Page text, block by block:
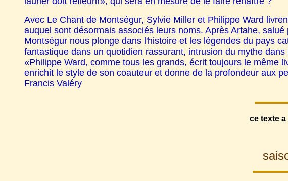
Avec Le Chant de Montségur, Sylvie Miller et Philippe Ward
auquel sont désormais associés leurs noms. Après Artahe,
Montségur nous plonge dans l'histoire et les légendes du pays
fantastique dans un quotidien rassurant, intrusion du mythe
«Philippe Ward, comme tous les grands, écrit toujours le même
enrichit le style de son coauteur et donne de la profondeur aux
Francis Valéry
ce texte